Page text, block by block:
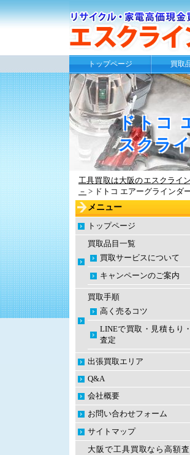
トップページ 買取
ドトコ
スクラ
工具買取は大阪のエスクライ
－ > ドトコ エアーグラインダ
メニュー
トップページ
買取品目一覧
買取サービスについて
キャンペーンのご案内
買取手順
高く売るコツ
LINEで買取・見積もり・
査定
出張買取エリア
Q&A
会社概要
お問い合わせフォーム
サイトマップ
大阪で工具買取なら高額